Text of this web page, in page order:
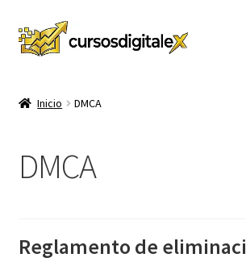
Ir
a
Ir
al
CURSOS
MI CUENTA
Inicio DMCA
DMCA
Reglamento de